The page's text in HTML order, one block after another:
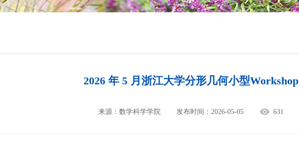
培养方案 就业信息
学生文件资料
规章制度
2026 年 5 月浙江大学分形几何小型Workshop
来源：数学科学学院 发布时间：2026-05-05 631